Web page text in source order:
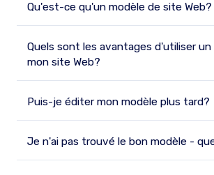
Qu'est-ce qu'un modèle de site Web?
Quels sont les avantages d'utiliser
mon site Web?
Puis-je éditer mon modèle plus tard?
Je n'ai pas trouvé le bon modèle -